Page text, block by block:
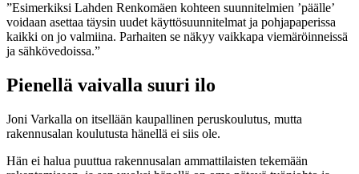
”Esimerkiksi Lahden Renkomäen kohteen suunnitelmien ’päälle’
voidaan asettaa täysin uudet käyttösuunnitelmat ja pohjapaperissa
kaikki on jo valmiina. Parhaiten se näkyy vaikkapa viemäröinneissä
ja sähkövedoissa.”
Pienellä vaivalla suuri ilo
Joni Varkalla on itsellään kaupallinen peruskoulutus, mutta
rakennusalan koulutusta hänellä ei siis ole.
Hän ei halua puuttua rakennusalan ammattilaisten tekemään